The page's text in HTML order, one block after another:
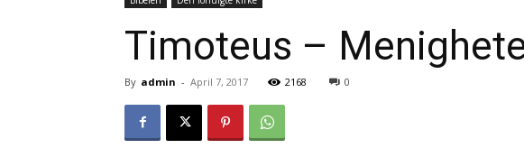
Timoteus –
By admin - April 7, 2017 2168 0